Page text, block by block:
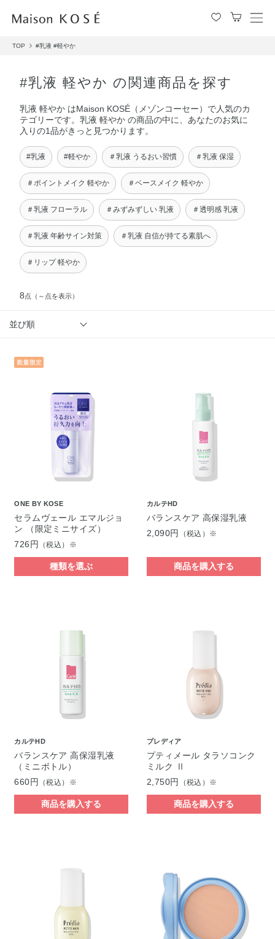
メ
TOP #乳液 #軽やか
#乳液 軽やか の関連商品を探す
乳液 軽やか はMaison KOSÉ（メゾンコーセー）で人気のカ
テゴリーです。乳液 軽やか の商品の中に、あなたのお気に
入りの1品がきっと見つかります。
#乳液 #軽やか ＃乳液 うるおい習慣 ＃乳液 保湿
＃ポイントメイク 軽やか ＃ベースメイク 軽やか
＃乳液 フローラル ＃みずみずしい 乳液 ＃透明感 乳液
＃乳液 年齢サイン対策 ＃乳液 自信が持てる素肌へ
＃リップ 軽やか
8点 （～点を表示）
並び順
ONE BY KOSE
セラムヴェール エマルジョ
ン （限定ミニサイズ）
726円
（税込）※
種類を選ぶ
カルテHD
バランスケア 高保湿乳液
2,090円
（税込）※
商品を購入する
カルテHD
バランスケア 高保湿乳液
（ミニボトル）
660円
（税込）※
商品を購入する
プレディア
プティメール タラソコンク
ミルク Ⅱ
2,750円
（税込）※
商品を購入する